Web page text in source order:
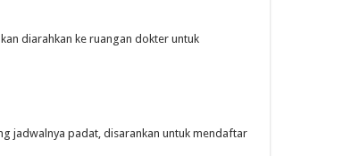
diarahkan ke ruangan dokter untuk
jadwalnya padat, disarankan untuk mendaftar